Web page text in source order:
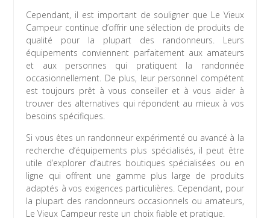
Cependant, il est important de souligner que Le Vieux
Campeur continue d’offrir une sélection de produits de
qualité pour la plupart des randonneurs. Leurs
équipements conviennent parfaitement aux amateurs
et aux personnes qui pratiquent la randonnée
occasionnellement. De plus, leur personnel compétent
est toujours prêt à vous conseiller et à vous aider à
trouver des alternatives qui répondent au mieux à vos
besoins spécifiques.
Si vous êtes un randonneur expérimenté ou avancé à la
recherche d’équipements plus spécialisés, il peut être
utile d’explorer d’autres boutiques spécialisées ou en
ligne qui offrent une gamme plus large de produits
adaptés à vos exigences particulières. Cependant, pour
la plupart des randonneurs occasionnels ou amateurs,
Le Vieux Campeur reste un choix fiable et pratique.